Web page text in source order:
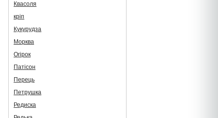
Квасоля
кріп
Кукурудза
Морква
Огірок
Патісон
Перець
Петрушка
Редиска